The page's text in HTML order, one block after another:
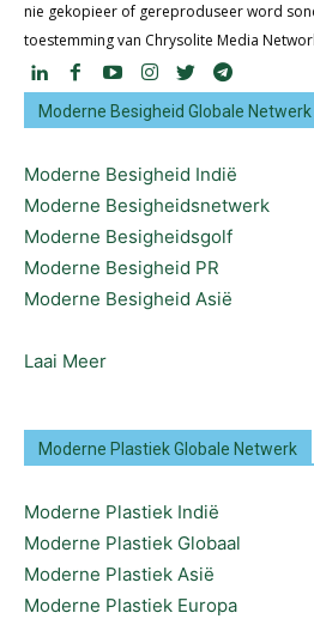
nie gekopieer of gereproduseer word
toestemming van Chrysolite Media
Moderne Besigheid Globale Netwerk
Moderne Besigheid Indië
Moderne Besigheidsnetwerk
Moderne Besigheidsgolf
Moderne Besigheid PR
Moderne Besigheid Asië
Laai Meer
Moderne Plastiek Globale Netwerk
Moderne Plastiek Indië
Moderne Plastiek Globaal
Moderne Plastiek Asië
Moderne Plastiek Europa